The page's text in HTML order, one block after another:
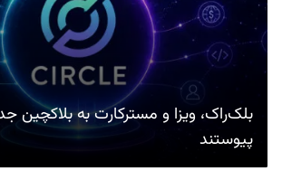
بلک‌راک، ویزا و مسترکارت به بلاکچین
پیوستند